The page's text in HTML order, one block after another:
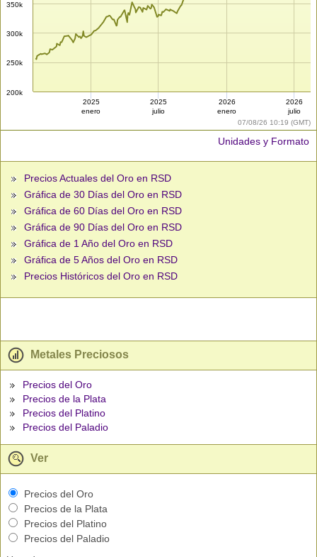
07/08/26 10:19 (GMT)
200k
250k
300k
350k
2025
enero
2025
julio
2026
enero
2026
julio
Unidades y Formato
Precios Actuales del Oro en RSD
Gráfica de 30 Días del Oro en RSD
Gráfica de 60 Días del Oro en RSD
Gráfica de 90 Días del Oro en RSD
Gráfica de 1 Año del Oro en RSD
Gráfica de 5 Años del Oro en RSD
Precios Históricos del Oro en RSD
Metales Preciosos
Precios del Oro
Precios de la Plata
Precios del Platino
Precios del Paladio
Ver
Precios del Oro
Precios de la Plata
Precios del Platino
Precios del Paladio